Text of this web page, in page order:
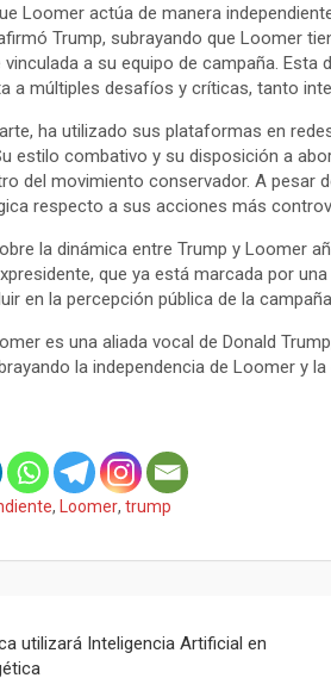
Loomer actúa de manera
Trump, subrayando que Loomer
a su equipo de campaña.
a múltiples desafíos y críticas, tanto
ha utilizado sus plataformas en
estilo combativo y su disposición a
del movimiento conservador. A pesar
respecto a sus acciones más
la dinámica entre Trump y Loomer
que ya está marcada por
en la percepción pública de la
es una aliada vocal de Donald
la independencia de Loomer y
, Loomer, trump
utilizará Inteligencia Artificial en